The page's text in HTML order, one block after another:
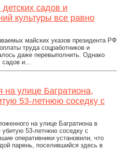
садов и
культуры все равно
майских указов президента РФ
труда соцработников и
даже перевыполнить. Однако
садов и...
улице Багратиона,
53-летнюю соседку с
на улице Багратиона в
53-летнюю соседку с
оперативники установили, что
парень, поселившийся здесь в